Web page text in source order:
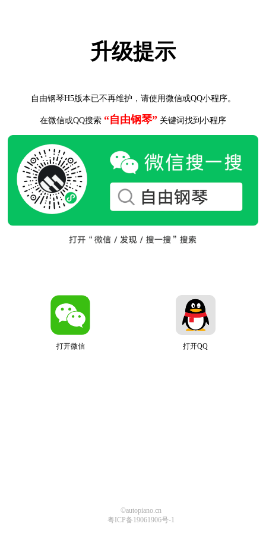
升级提示
自由钢琴H5版本已不再维护，请使用微信或QQ小程序。
在微信或QQ搜索 “自由钢琴” 关键词找到小程序
打开微信 打开QQ
©autopiano.cn
粤ICP备19061906号-1